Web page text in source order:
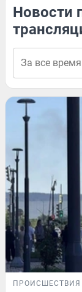
Новости
ПРОИСШЕСТВИЯ